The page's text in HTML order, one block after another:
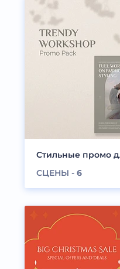
Стильные промо
СЦЕНЫ - 6